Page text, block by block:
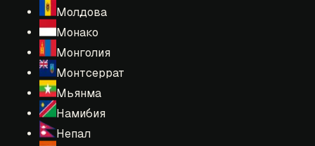
Молдова
Монако
Монголия
Монтсеррат
Мьянма
Намибия
Непал